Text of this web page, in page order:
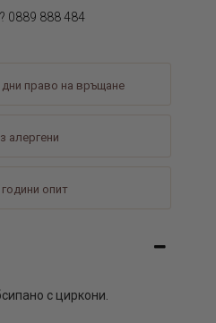
0889 888 484
дни право на връщане
алергени
години опит
с циркони.